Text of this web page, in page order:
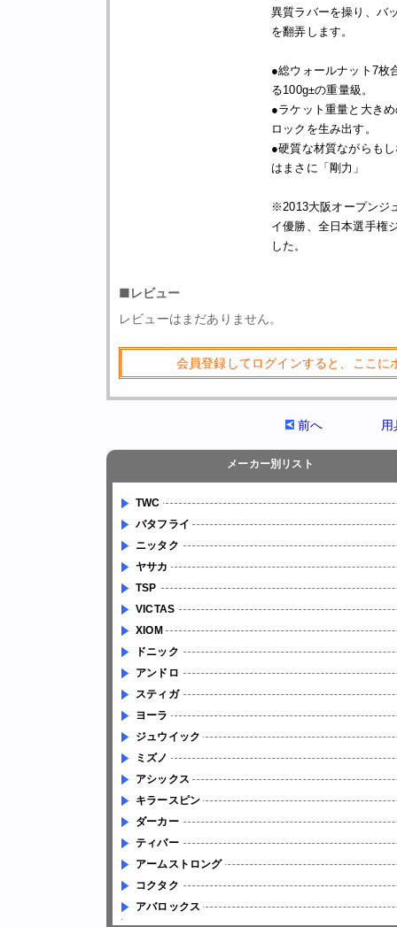
異質ラバーを操り、バ
を翻弄します。
●総ウォールナット7枚
る100g±の重量級。
●ラケット重量と大き
ロックを生み出す。
●硬質な材質ながらも
はまさに「剛力」
※2013大阪オープンジ
イ優勝、全日本選手権
した。
■レビュー
レビューはまだありません。
会員登録してログインすると、ここ
前へ
メーカー別リスト
TWC
バタフライ
ニッタク
ヤサカ
TSP
VICTAS
XIOM
ドニック
アンドロ
スティガ
ヨーラ
ジュウイック
ミズノ
アシックス
キラースピン
ダーカー
ティバー
アームストロング
コクタク
アバロックス